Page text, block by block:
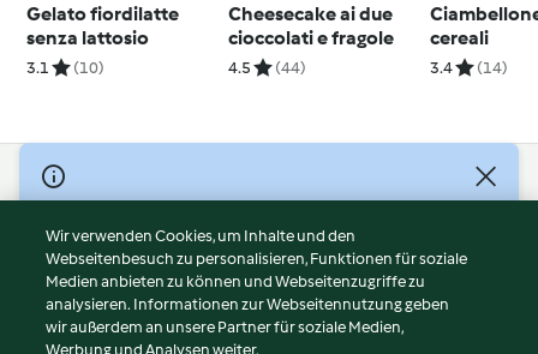
Gelato fiordilatte
senza lattosio
3.1 (10)
Cheesecake ai due
cioccolati e fragole
4.5 (44)
cereali
3.4 (14)
© Copyright 2026
Nutzungsbedingungen
Datenschutzrichtlinien
Disclaimer
Impressum
Wir verwenden Cookies, um Inhalte und den
Webseitenbesuch zu personalisieren, Funktionen für soziale
Medien anbieten zu können und Webseitenzugriffe zu
analysieren. Informationen zur Webseitennutzung geben
wir außerdem an unsere Partner für soziale Medien,
Werbung und Analysen weiter.